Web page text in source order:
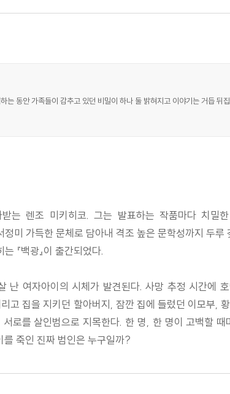
동안 가족들이 감추고 있던 비밀이 하나 둘 밝혀지고 이야기는 거듭 뒤
는 렌조 미키히코. 그는 발표하는 작품마다 치밀
미 가득한 문체로 담아내 격조 높은 문학성까지 두
『백광』이 출간되었다.
난 여자아이의 시체가 발견된다. 사망 추정 시간에
고 집을 지키던 할아버지, 잠깐 집에 들렀던 이모부,
로를 살인범으로 지목한다. 한 명, 한 명이 고백할
죽인 진짜 범인은 누구일까?